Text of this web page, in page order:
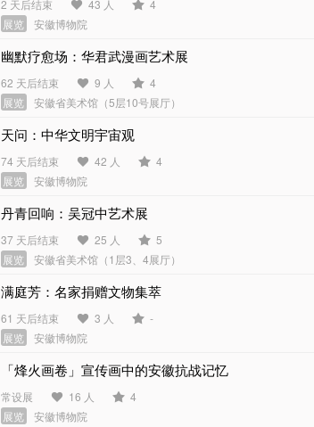
2 天后结束 43 人
4
展览
安徽博物院
幽默疗愈场：华君武漫画艺术展
62 天后结束 9 人
4
展览
安徽省美术馆（5层10号展厅）
天问：中华文明宇宙观
74 天后结束 42 人
4
展览
安徽博物院
丹青回响：吴冠中艺术展
37 天后结束 25 人
5
展览
安徽省美术馆（1层3、4展厅）
满庭芳：名家捐赠文物集萃
61 天后结束 3 人
-
展览
安徽博物院
「烽火画卷」宣传画中的安徽抗战记忆
常设展 16 人
4
展览
安徽博物院